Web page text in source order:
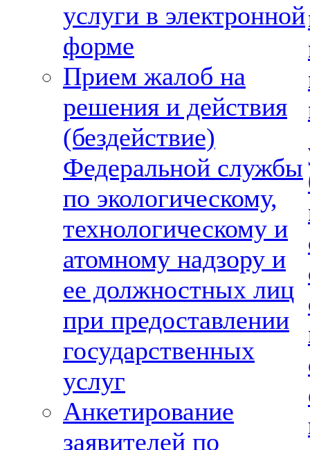
услуги в электронной
форме
Прием жалоб на
решения и действия
(бездействие)
Федеральной службы
по экологическому,
технологическому и
атомному надзору и
ее должностных лиц
при предоставлении
государственных
услуг
Анкетирование
заявителей по